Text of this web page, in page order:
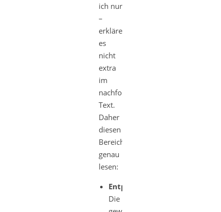
ich nur
–
erkläre
es
nicht
extra
im
nachfolgenden
Text.
Daher
diesen
Bereich
genau
lesen:
Entpacken:
Die